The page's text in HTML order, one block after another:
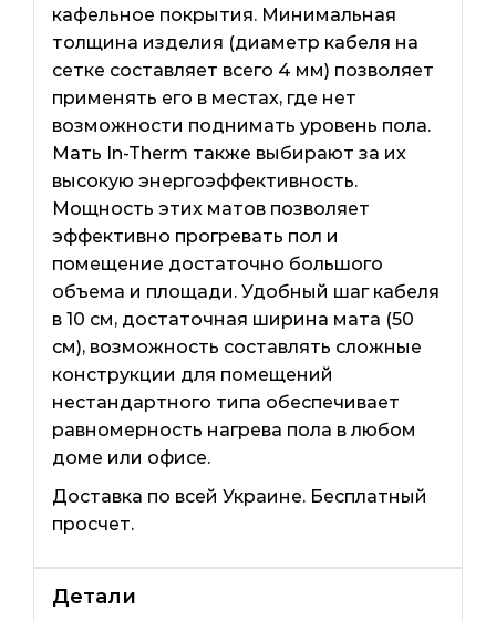
кафельное покрытия. Минимальная
толщина изделия (диаметр кабеля на
сетке составляет всего 4 мм) позволяет
применять его в местах, где нет
возможности поднимать уровень пола.
Мать In-Therm также выбирают за их
высокую энергоэффективность.
Мощность этих матов позволяет
эффективно прогревать пол и
помещение достаточно большого
объема и площади. Удобный шаг кабеля
в 10 см, достаточная ширина мата (50
см), возможность составлять сложные
конструкции для помещений
нестандартного типа обеспечивает
равномерность нагрева пола в любом
доме или офисе.
Доставка по всей Украине. Бесплатный
просчет.
Детали